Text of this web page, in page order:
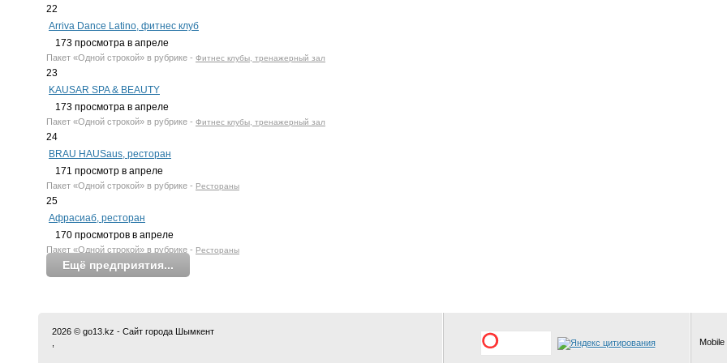
22
Arriva Dance Latino, фитнес клуб
173 просмотра в апреле
Пакет «Одной строкой» в рубрике - Фитнес клубы, тренажерный зал
23
KAUSAR SPA & BEAUTY
173 просмотра в апреле
Пакет «Одной строкой» в рубрике - Фитнес клубы, тренажерный зал
24
BRAU HAUSaus, ресторан
171 просмотр в апреле
Пакет «Одной строкой» в рубрике - Рестораны
25
Афрасиаб, ресторан
170 просмотров в апреле
Пакет «Одной строкой» в рубрике - Рестораны
Ещё предприятия...
2026 © go13.kz - Сайт города Шымкент